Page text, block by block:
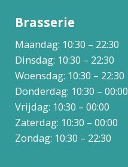
Brasserie
Maandag: 10:30 – 22:30
Dinsdag: 10:30 – 22:30
Woensdag: 10:30 – 22:30
Donderdag: 10:30 – 00:00
Vrijdag: 10:30 – 00:00
Zaterdag: 10:30 – 00:00
Zondag: 10:30 – 22:30